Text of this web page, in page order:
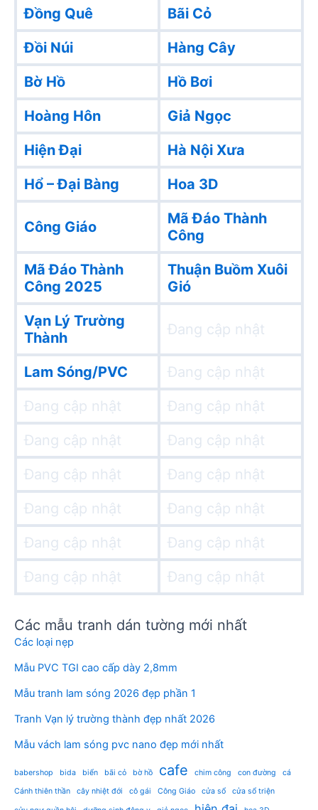
Đồng Quê
Bãi Cỏ
Đồi Núi
Hàng Cây
Bờ Hồ
Hồ Bơi
Hoàng Hôn
Giả Ngọc
Hiện Đại
Hà Nội Xưa
Hổ – Đại Bàng
Hoa 3D
Công Giáo
Mã Đáo Thành
Công
Mã Đáo Thành
Công 2025
Thuận Buồm Xuôi
Gió
Vạn Lý Trường
Thành
Đang cập nhật
Lam Sóng/PVC
Đang cập nhật
Đang cập nhật
Đang cập nhật
Đang cập nhật
Đang cập nhật
Đang cập nhật
Đang cập nhật
Đang cập nhật
Đang cập nhật
Đang cập nhật
Đang cập nhật
Đang cập nhật
Đang cập nhật
Các mẫu tranh dán tường mới nhất
Các loại nẹp
Mẫu PVC TGI cao cấp dày 2,8mm
Mẫu tranh lam sóng 2026 đẹp phần 1
Tranh Vạn lý trường thành đẹp nhất 2026
Mẫu vách lam sóng pvc nano đẹp mới nhất
babershop bida biển bãi cỏ bờ hồ cafe chim công con đường
cá
Cánh thiên thần
cây nhiệt đới cô gái Công Giáo cửa sổ cửa sổ triện